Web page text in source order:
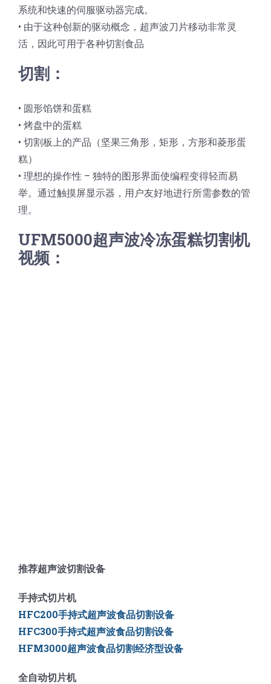
系统和快速的伺服驱动器完成。
• 由于这种创新的驱动概念，超声波刀片移动非常灵
活，因此可用于各种切割食品
切割：
• 圆形馅饼和蛋糕
• 烤盘中的蛋糕
• 切割板上的产品（坚果三角形，矩形，方形和菱形蛋
糕）
• 理想的操作性 – 独特的图形界面使编程变得轻而易
举。通过触摸屏显示器，用户友好地进行所需参数的管
理。
UFM5000超声波冷冻蛋糕切割机
视频：
推荐超声波切割设备
手持式切片机
HFC200手持式超声波食品切割设备
HFC300手持式超声波食品切割设备
HFM3000超声波食品切割经济型设备
全自动切片机